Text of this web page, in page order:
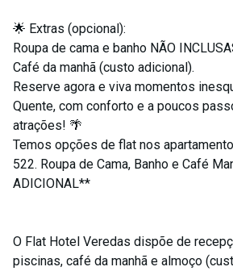
🌟 Extras (opcional):
Roupa de cama e banho NÃO
Café da manhã (custo adicional).
Reserve agora e viva momentos
Quente, com conforto e a poucos
atrações! 🌴
Temos opções de flat nos
522. Roupa de Cama, Banho e Café
ADICIONAL**
O Flat Hotel Veredas dispõe de
piscinas, café da manhã e almoço